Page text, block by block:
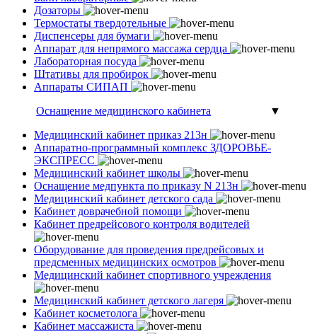
Дозаторы
Термостаты твердотельные
Диспенсеры для бумаги
Аппарат для непрямого массажа сердца
Лабораторная посуда
Штативы для пробирок
Аппараты СИПАП
Оснащение медицинского кабинета
▼
Медицинский кабинет приказ 213н
Аппаратно-программный комплекс ЗДОРОВЬЕ-
ЭКСПРЕСС
Медицинский кабинет школы
Оснащение медпункта по приказу N 213н
Медицинский кабинет детского сада
Кабинет доврачебной помощи
Кабинет предрейсового контроля водителей
Оборудование для проведения предрейсовых и
предсменных медицинских осмотров
Медицинский кабинет спортивного учреждения
Медицинский кабинет детского лагеря
Кабинет косметолога
Кабинет массажиста